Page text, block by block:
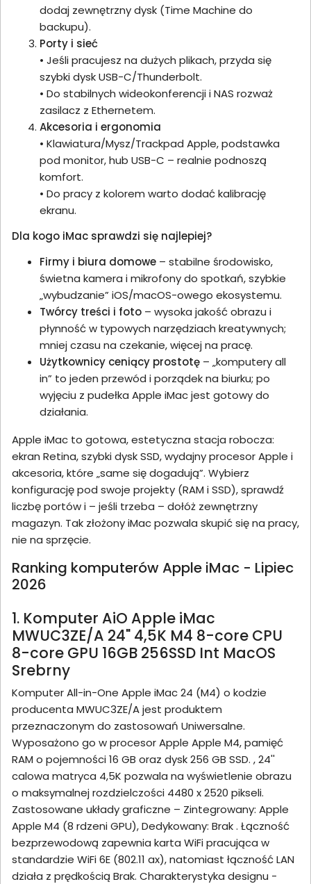
dodaj zewnętrzny dysk (Time Machine do
backupu).
Porty i sieć
• Jeśli pracujesz na dużych plikach, przyda się
szybki dysk USB-C/Thunderbolt.
• Do stabilnych wideokonferencji i NAS rozważ
zasilacz z Ethernetem.
Akcesoria i ergonomia
• Klawiatura/Mysz/Trackpad Apple, podstawka
pod monitor, hub USB-C – realnie podnoszą
komfort.
• Do pracy z kolorem warto dodać kalibrację
ekranu.
Dla kogo iMac sprawdzi się najlepiej?
Firmy i biura domowe – stabilne środowisko,
świetna kamera i mikrofony do spotkań, szybkie
„wybudzanie” iOS/macOS-owego ekosystemu.
Twórcy treści i foto – wysoka jakość obrazu i
płynność w typowych narzędziach kreatywnych;
mniej czasu na czekanie, więcej na pracę.
Użytkownicy ceniący prostotę – „komputery all
in” to jeden przewód i porządek na biurku; po
wyjęciu z pudełka Apple iMac jest gotowy do
działania.
Apple iMac to gotowa, estetyczna stacja robocza:
ekran Retina, szybki dysk SSD, wydajny procesor Apple i
akcesoria, które „same się dogadują”. Wybierz
konfigurację pod swoje projekty (RAM i SSD), sprawdź
liczbę portów i – jeśli trzeba – dołóż zewnętrzny
magazyn. Tak złożony iMac pozwala skupić się na pracy,
nie na sprzęcie.
Ranking komputerów Apple iMac - Lipiec
2026
1. Komputer AiO Apple iMac
MWUC3ZE/A 24" 4,5K M4 8-core CPU
8-core GPU 16GB 256SSD Int MacOS
Srebrny
Komputer All-in-One Apple iMac 24 (M4) o kodzie
producenta MWUC3ZE/A jest produktem
przeznaczonym do zastosowań Uniwersalne.
Wyposażono go w procesor Apple Apple M4, pamięć
RAM o pojemności 16 GB oraz dysk 256 GB SSD. , 24''
calowa matryca 4,5K pozwala na wyświetlenie obrazu
o maksymalnej rozdzielczości 4480 x 2520 pikseli.
Zastosowane układy graficzne – Zintegrowany: Apple
Apple M4 (8 rdzeni GPU), Dedykowany: Brak . Łączność
bezprzewodową zapewnia karta WiFi pracująca w
standardzie WiFi 6E (802.11 ax), natomiast łączność LAN
działa z prędkością Brak. Charakterystyka designu -